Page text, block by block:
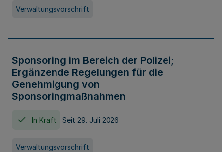
Verwaltungsvorschrift
Sponsoring im Bereich der Polizei;
Ergänzende Regelungen für die
Genehmigung von
Sponsoringmaßnahmen
In Kraft Seit 29. Juli 2026
Verwaltungsvorschrift